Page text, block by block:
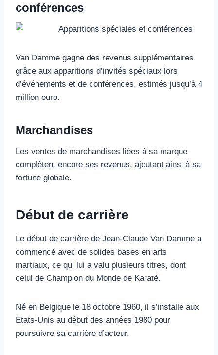
conférences
Van Damme gagne des revenus supplémentaires
grâce aux apparitions d’invités spéciaux lors
d’événements et de conférences, estimés jusqu’à 4
million euro.
Marchandises
Les ventes de marchandises liées à sa marque
complètent encore ses revenus, ajoutant ainsi à sa
fortune globale.
Début de carrière
Le début de carrière de Jean-Claude Van Damme a
commencé avec de solides bases en arts
martiaux, ce qui lui a valu plusieurs titres, dont
celui de Champion du Monde de Karaté.
Né en Belgique le 18 octobre 1960, il s’installe aux
États-Unis au début des années 1980 pour
poursuivre sa carrière d’acteur.